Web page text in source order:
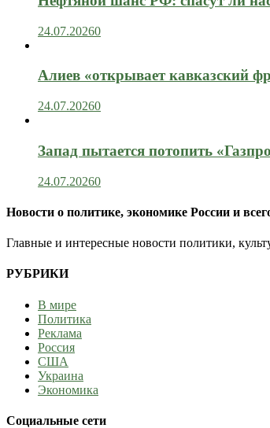
24.07.20260
Алиев «открывает кавказский
24.07.20260
Запад пытается потопить
24.07.20260
Новости о политике, экономике России и
Главные и интересные новости политики,
РУБРИКИ
В мире
Политика
Реклама
Россия
США
Украина
Экономика
Социальные сети